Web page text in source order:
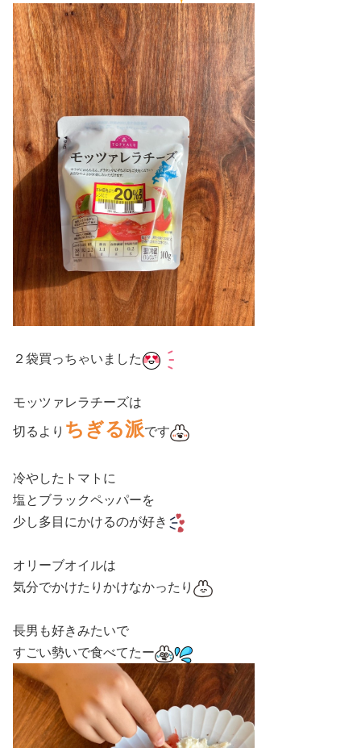
２袋買っちゃいました
モッツァレラチーズは
切るより ちぎる派です
冷やしたトマトに
塩とブラックペッパーを
少し多目にかけるのが好き
オリーブオイルは
気分でかけたりかけなかったり
長男も好きみたいで
すごい勢いで食べてたー